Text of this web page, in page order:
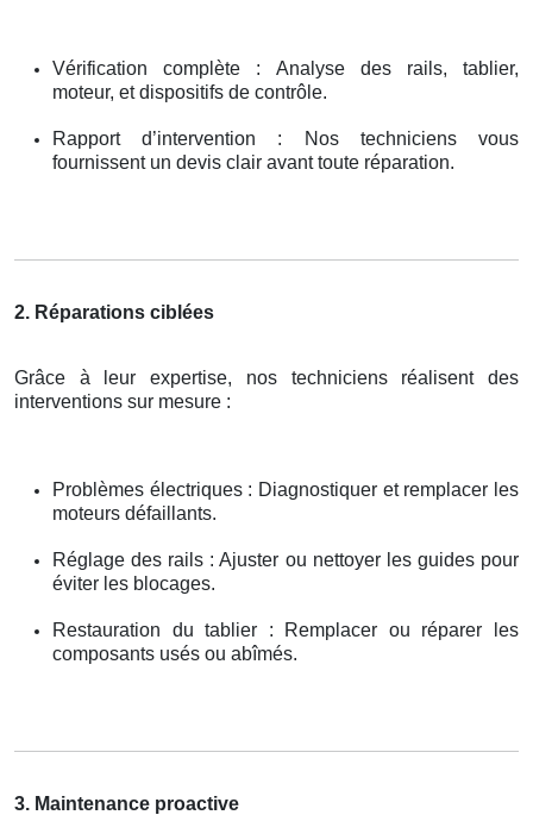
Vérification complète : Analyse des rails, tablier,
moteur, et dispositifs de contrôle.
Rapport d’intervention : Nos techniciens vous
fournissent un devis clair avant toute réparation.
2. Réparations ciblées
Grâce à leur expertise, nos techniciens réalisent des
interventions sur mesure :
Problèmes électriques : Diagnostiquer et remplacer les
moteurs défaillants.
Réglage des rails : Ajuster ou nettoyer les guides pour
éviter les blocages.
Restauration du tablier : Remplacer ou réparer les
composants usés ou abîmés.
3. Maintenance proactive